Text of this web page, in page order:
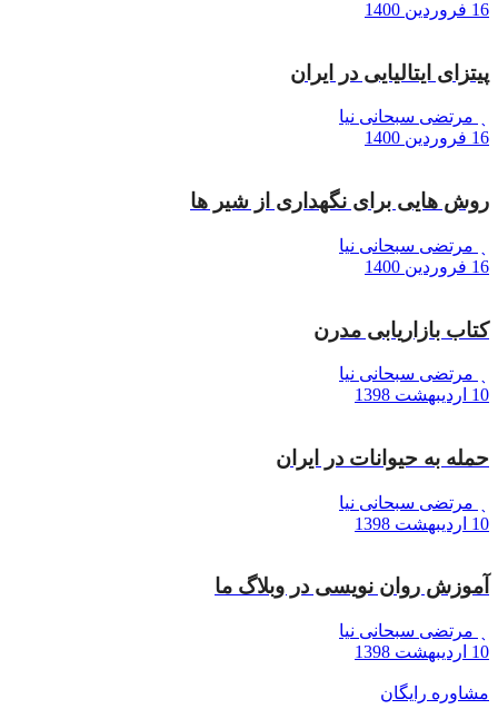
16 فروردین 1400
پیتزای ایتالیایی در ایران
مرتضی سبحانی نیا
16 فروردین 1400
روش هایی برای نگهداری از شیر ها
مرتضی سبحانی نیا
16 فروردین 1400
کتاب بازاریابی مدرن
مرتضی سبحانی نیا
10 اردیبهشت 1398
حمله به حیوانات در ایران
مرتضی سبحانی نیا
10 اردیبهشت 1398
آموزش روان نویسی در وبلاگ ما
مرتضی سبحانی نیا
10 اردیبهشت 1398
مشاوره رایگان